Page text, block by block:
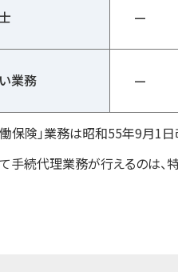
—
業務 —
保険」業務は昭和55年9月1
続代理業務が行えるのは、